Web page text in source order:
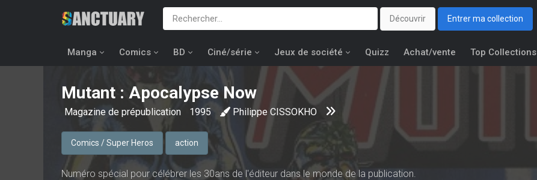
Découvrir Entrer ma collection
Manga Comics BD Ciné/série Jeux de société Quizz Achat/vente Top Collections
Mutant : Apocalypse Now
Magazine de prépublication 1995 Philippe CISSOKHO
Comics / Super Heros action
Numéro spécial pour célébrer les 30ans de l'éditeur dans le monde de la publication.